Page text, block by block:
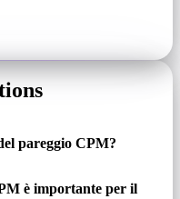
pareggio CPM?
è importante per il